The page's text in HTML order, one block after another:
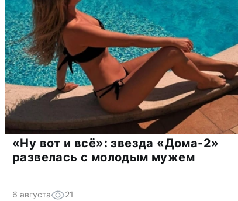
«Ну вот и всё»: звезда «Дома-2»
развелась с молодым мужем
6 августа 21